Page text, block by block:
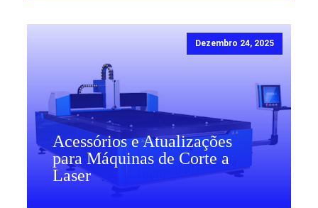
Dezembro 24, 2025
Acessórios e Atualizações
para Máquinas de Corte a
Laser